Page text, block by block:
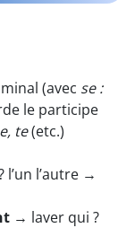
(avec se :
le participe
te(etc.)
l’autre →
→ laver qui ?